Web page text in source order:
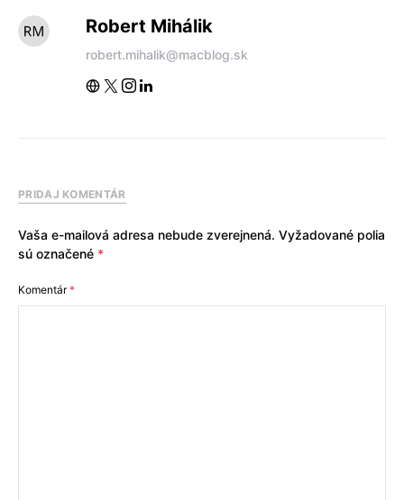
Robert Mihálik
robert.mihalik@macblog.sk
PRIDAJ KOMENTÁR
Vaša e-mailová adresa nebude zverejnená. Vyžadované polia
sú označené *
Komentár*